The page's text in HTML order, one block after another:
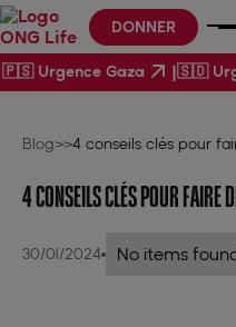
DONNER
Blog>>4 conseils clés pour
4 CONSEILS CLÉS POUR FAIRE
30/01/2024 No items
🇵🇸 Urgence Gaza |🇸🇩